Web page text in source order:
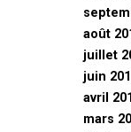
août
juillet
juin
avril
mars